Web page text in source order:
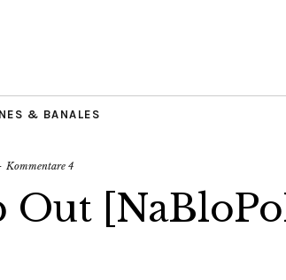
& BANALES
Kommentare 4
Out